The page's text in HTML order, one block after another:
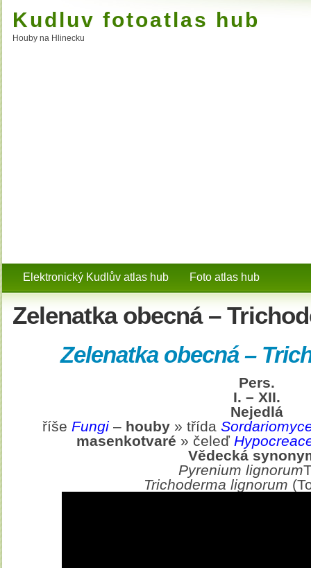
Kudluv fotoatlas hub
Houby na Hlinecku
Elektronický Kudlův atlas hub Foto atlas hub
Zelenatka obecná –
Zelenatka obecná –
Pers.
I. – XII.
Nejedlá
říše Fungi – houby » třída
masenkotvaré » čeleď
Vědecká
Pyrenium lignorum
Trichoderma lignorum